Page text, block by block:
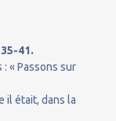
41.
« Passons sur
il était, dans la